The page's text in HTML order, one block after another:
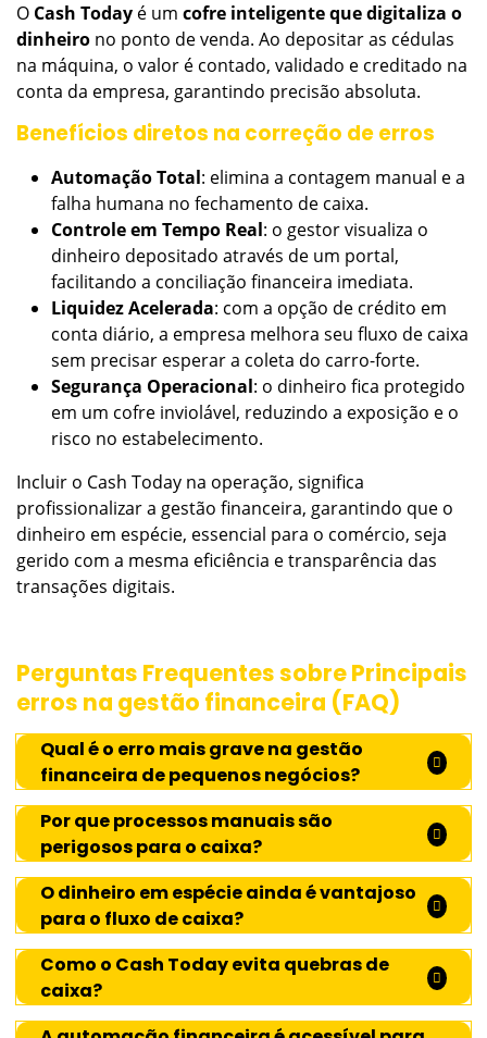
O Cash Today é um cofre inteligente que digitaliza o
dinheiro no ponto de venda. Ao depositar as cédulas
na máquina, o valor é contado, validado e creditado na
conta da empresa, garantindo precisão absoluta.
Benefícios diretos na correção de erros
Automação Total: elimina a contagem manual e a
falha humana no fechamento de caixa.
Controle em Tempo Real: o gestor visualiza o
dinheiro depositado através de um portal,
facilitando a conciliação financeira imediata.
Liquidez Acelerada: com a opção de crédito em
conta diário, a empresa melhora seu fluxo de caixa
sem precisar esperar a coleta do carro-forte.
Segurança Operacional: o dinheiro fica protegido
em um cofre inviolável, reduzindo a exposição e o
risco no estabelecimento.
Incluir o Cash Today na operação, significa
profissionalizar a gestão financeira, garantindo que o
dinheiro em espécie, essencial para o comércio, seja
gerido com a mesma eficiência e transparência das
transações digitais.
Perguntas Frequentes sobre Principais
erros na gestão financeira (FAQ)
Qual é o erro mais grave na gestão
financeira de pequenos negócios?
Por que processos manuais são
perigosos para o caixa?
O dinheiro em espécie ainda é vantajoso
para o fluxo de caixa?
Como o Cash Today evita quebras de
caixa?